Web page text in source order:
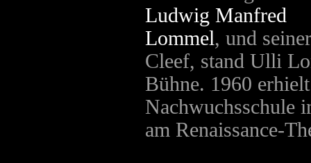
Ludwig Manfred
Lommel, und
Cleef, stand Ulli
Bühne. 1960
Nachwuchsschule
am Renaissance-